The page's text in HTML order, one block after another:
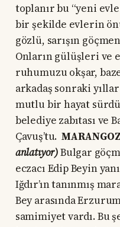
toplanır bu “yeni
bir şekilde evlerin
gözlü, sarışın
Onların gülüşleri ve
ruhumuzu okşar,
arkadaş sonraki
mutlu bir hayat
belediye zabıtası ve
Çavuş’tu.
anlatıyor)Bulgar
eczacı Edip Beyin
Iğdır’ın tanınmış
Bey arasında
samimiyet vardı. Bu